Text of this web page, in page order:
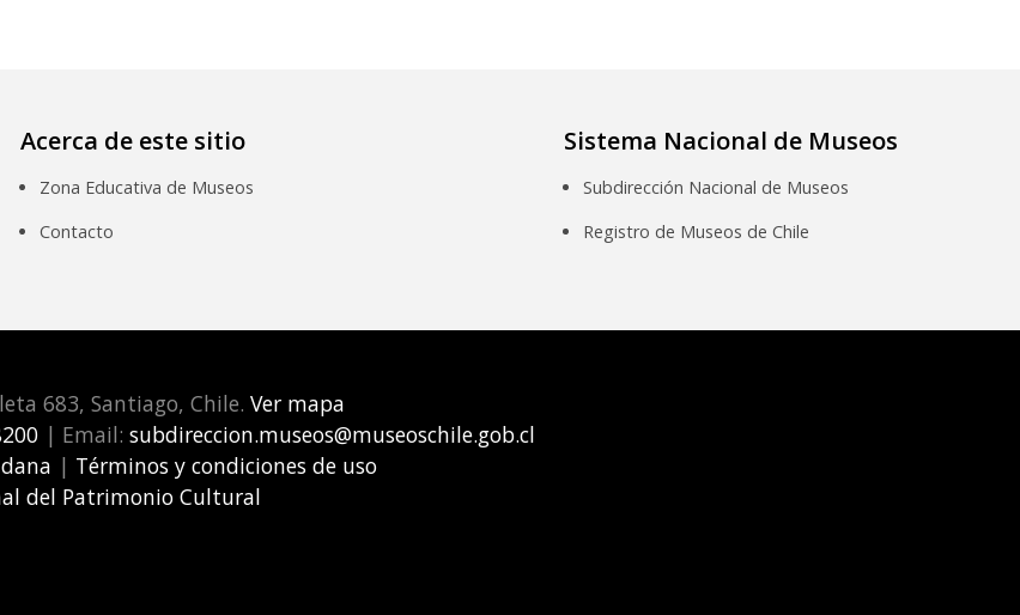
Acerca de este sitio
Zona Educativa de Museos
Contacto
Sistema Nacional de Museos
Subdirección Nacional de Museos
Registro de Museos de Chile
683, Santiago, Chile. Ver mapa
| Email: subdireccion.museos@museoschile.gob.cl
| Términos y condiciones de uso
del Patrimonio Cultural